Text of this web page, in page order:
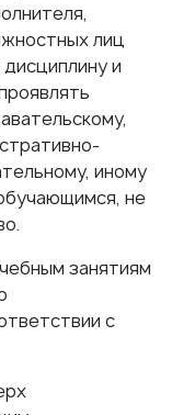
лиц
и
иному
не
занятиям
с